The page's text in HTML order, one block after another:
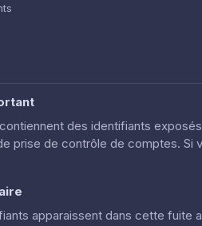
des identifiants
prise de contrôle de comptes.
apparaissent dans cette fuite